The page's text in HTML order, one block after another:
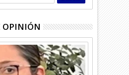
OPINIÓN